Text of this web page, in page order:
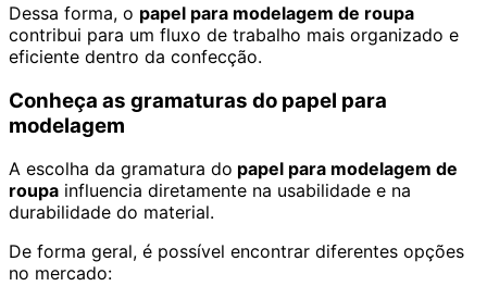
Dessa forma, o papel para modelagem de roupa
contribui para um fluxo de trabalho mais organizado e
eficiente dentro da confecção.
Conheça as gramaturas do papel para
modelagem
A escolha da gramatura do papel para modelagem de
roupa influencia diretamente na usabilidade e na
durabilidade do material.
De forma geral, é possível encontrar diferentes opções
no mercado: